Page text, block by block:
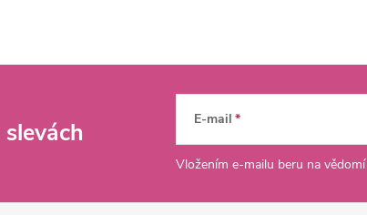
slevách E-mail
Vložením e-mailu beru na vědomí